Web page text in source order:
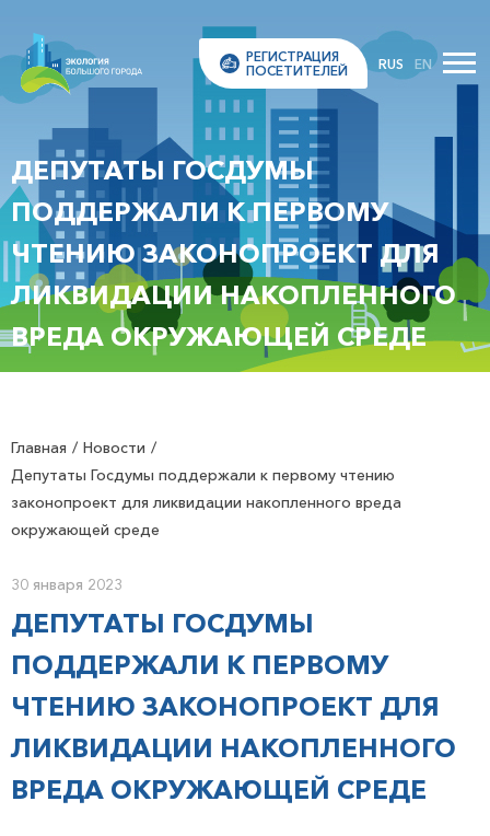
РЕГИСТРАЦИЯ
ПОСЕТИТЕЛЕЙ
RUS EN
ДЕПУТАТЫ ГОСДУМЫ
ПОДДЕРЖАЛИ К ПЕРВОМУ
ЧТЕНИЮ ЗАКОНОПРОЕКТ ДЛЯ
ЛИКВИДАЦИИ НАКОПЛЕННОГО
ВРЕДА ОКРУЖАЮЩЕЙ СРЕДЕ
Главная
Новости
Депутаты Госдумы поддержали к первому чтению
законопроект для ликвидации накопленного вреда
окружающей среде
30 января 2023
ДЕПУТАТЫ ГОСДУМЫ
ПОДДЕРЖАЛИ К ПЕРВОМУ
ЧТЕНИЮ ЗАКОНОПРОЕКТ ДЛЯ
ЛИКВИДАЦИИ НАКОПЛЕННОГО
ВРЕДА ОКРУЖАЮЩЕЙ СРЕДЕ